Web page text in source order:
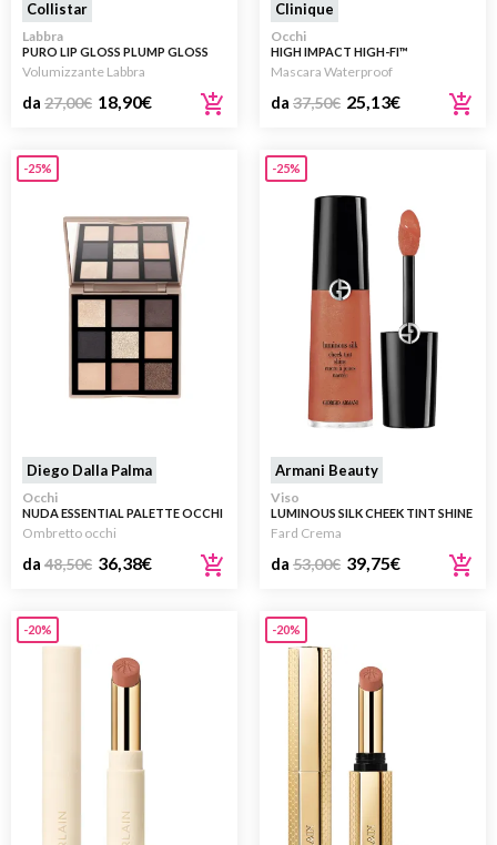
Collistar
Labbra
PURO LIP GLOSS PLUMP GLOSS
Volumizzante Labbra
da 27,00€ 18,90€
Clinique
Occhi
HIGH IMPACT HIGH-FI™
WATERPROOF FULL VOLUME
Mascara Waterproof
da 37,50€ 25,13€
-25%
Diego Dalla Palma
Occhi
NUDA ESSENTIAL PALETTE OCCHI
Ombretto occhi
da 48,50€ 36,38€
-25%
Armani Beauty
Viso
LUMINOUS SILK CHEEK TINT SHINE
Fard Crema
da 53,00€ 39,75€
-20% -20%